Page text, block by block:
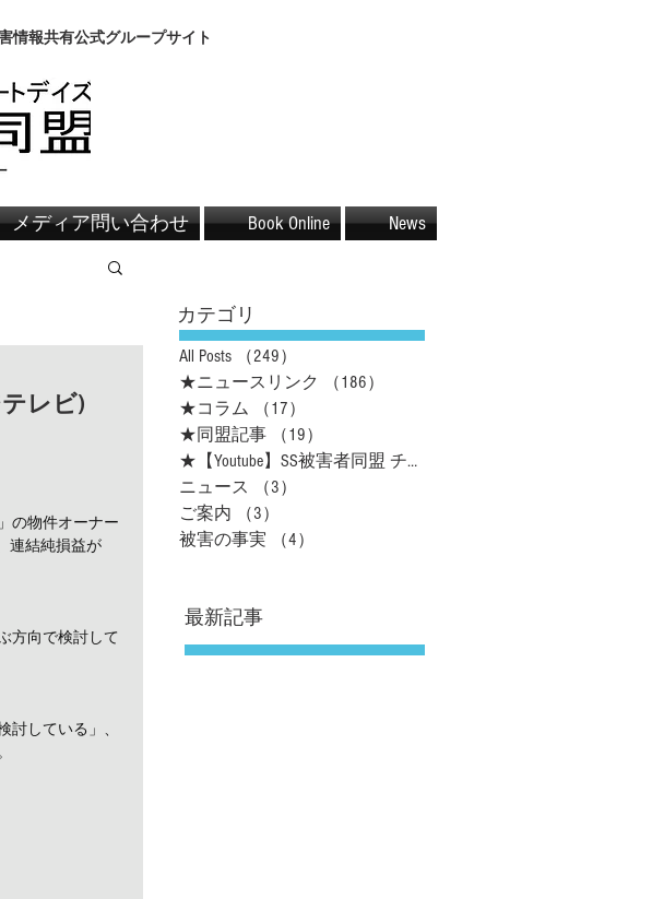
情報共有公式グループサイト
メディア問い合わせ Book Online News
レビ)
の物件オーナー
連結純損益が
方向で検討して
している」、
カテゴリ
All Posts （249）
★ニュースリンク
（186）
★コラム
（17）
★同盟記事
（19）
★【Youtube】SS被害者同盟 チャネル
ニュース
（3）
ご案内
（3）
被害の事実
（4）
最新記事